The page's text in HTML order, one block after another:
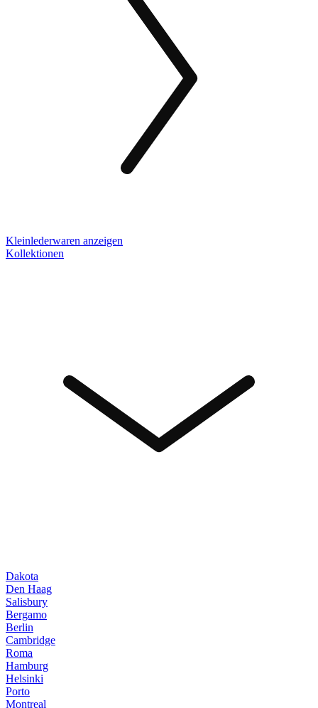
Kleinlederwaren anzeigen
Kollektionen
Dakota
Den Haag
Salisbury
Bergamo
Berlin
Cambridge
Roma
Hamburg
Helsinki
Porto
Montreal